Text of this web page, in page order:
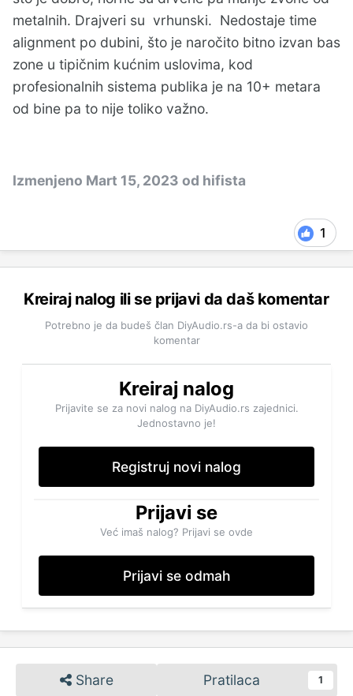
metalnih. Drajveri su vrhunski. Nedostaje time
alignment po dubini, što je naročito bitno izvan bas
zone u tipičnim kućnim uslovima, kod
profesionalnih sistema publika je na 10+ metara
od bine pa to nije toliko važno.
Izmenjeno Mart 15, 2023 od hifista
1
Kreiraj nalog ili se prijavi da daš komentar
Potrebno je da budeš član DiyAudio.rs-a da bi ostavio
komentar
Kreiraj nalog
Prijavite se za novi nalog na DiyAudio.rs zajednici.
Jednostavno je!
Registruj novi nalog
Prijavi se
Već imaš nalog? Prijavi se ovde
Prijavi se odmah
Share Pratilaca 1